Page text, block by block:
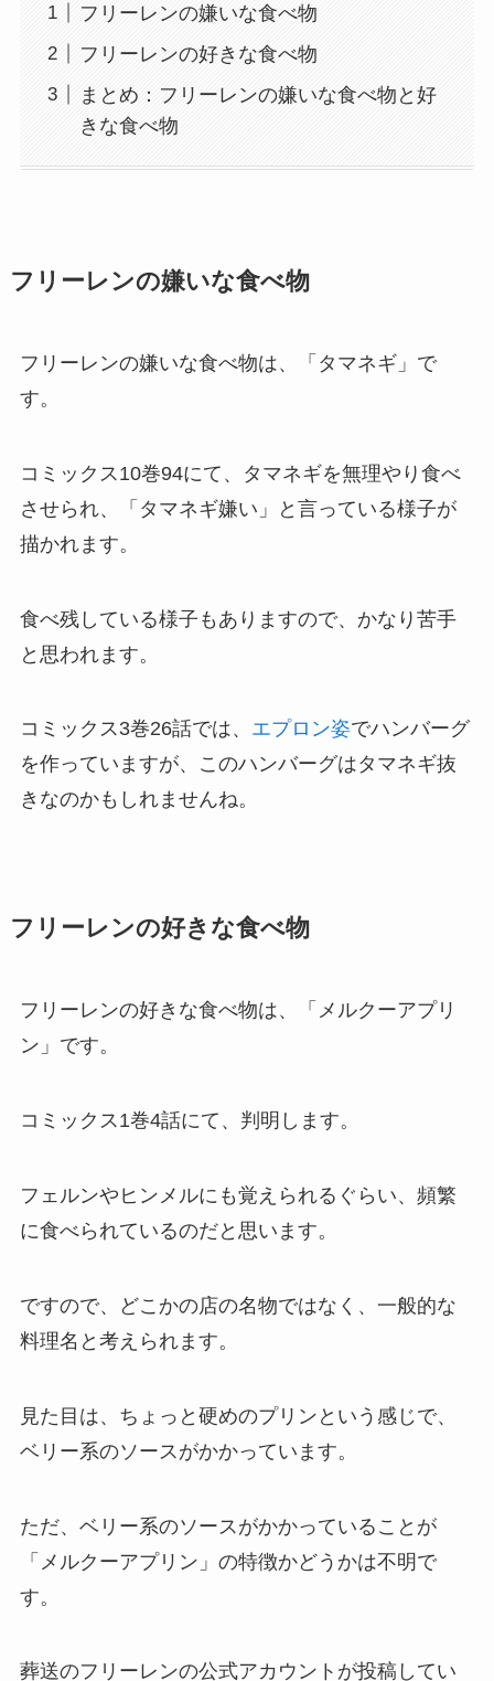
フリーレンの嫌いな食べ物
フリーレンの好きな食べ物
まとめ：フリーレンの嫌いな食べ物と好
きな食べ物
フリーレンの嫌いな食べ物
フリーレンの嫌いな食べ物は、「タマネギ」で
す。
コミックス10巻94にて、タマネギを無理やり食べ
させられ、「タマネギ嫌い」と言っている様子が
描かれます。
食べ残している様子もありますので、かなり苦手
と思われます。
コミックス3巻26話では、 エプロン姿でハンバーグ
を作っていますが、このハンバーグはタマネギ抜
きなのかもしれませんね。
フリーレンの好きな食べ物
フリーレンの好きな食べ物は、「メルクーアプリ
ン」です。
コミックス1巻4話にて、判明します。
フェルンやヒンメルにも覚えられるぐらい、頻繁
に食べられているのだと思います。
ですので、どこかの店の名物ではなく、一般的な
料理名と考えられます。
見た目は、ちょっと硬めのプリンという感じで、
ベリー系のソースがかかっています。
ただ、ベリー系のソースがかかっていることが
「メルクーアプリン」の特徴かどうかは不明で
す。
葬送のフリーレンの公式アカウントが投稿してい